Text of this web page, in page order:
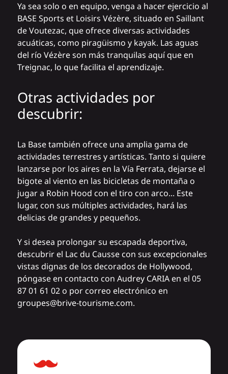
Ya sea solo o en equipo, venga a hacer ejercicio al
BASE Sports et Loisirs Vézère, situado en Saillant
de Voutezac, que ofrece diversas actividades
acuáticas, como piragüismo y kayak. Las aguas
del río Vézère son más tranquilas aquí que en
Treignac, lo que facilita el aprendizaje.
Otras actividades por
descubrir:
La Base también ofrece una amplia gama de
actividades terrestres y artísticas. Tanto si quiere
lanzarse por los aires en la Vía Ferrata, dejarse el
bigote al viento en las bicicletas de montaña o
jugar a Robin Hood con el tiro con arco... Este
lugar, con sus múltiples actividades, hará las
delicias de grandes y pequeños.
Y si desea prolongar su escapada deportiva,
descubrir el Lac du Causse con sus excepcionales
vistas dignas de los decorados de Hollywood,
póngase en contacto con Audrey CARIA en el 05
87 01 61 02 o por correo electrónico en
groupes@brive-tourisme.com.